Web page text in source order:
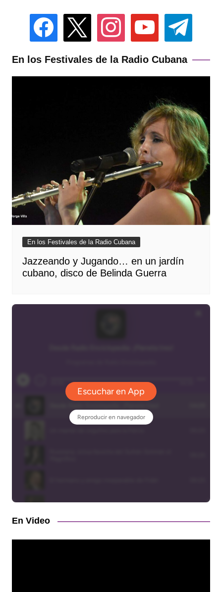
facebook instagram youtube telegram
En los Festivales de la Radio Cubana
En los Festivales de la Radio Cubana
Jazzeando y Jugando… en un jardín
cubano, disco de Belinda Guerra
En Video